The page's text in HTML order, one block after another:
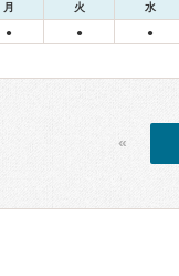
月 火 水
● ● ●
«